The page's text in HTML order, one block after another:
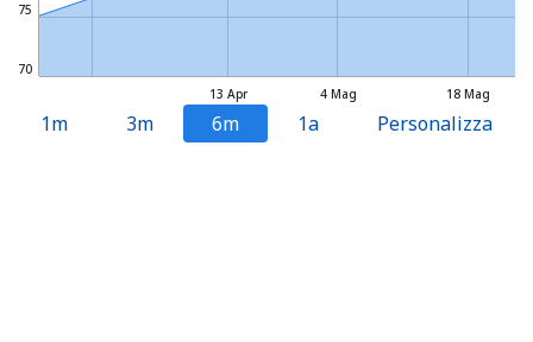
13 Apr 4 Mag 18 Mag
70
75
1m 3m 6m 1a Personalizza